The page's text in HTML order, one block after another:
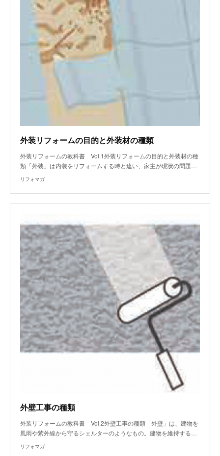
外装リフォームの目的と外装材の種類
外装リフォームの教科書 Vol.1外装リフォームの目的と外装材の種
類「外装」は内装をリフォームする時と違い、家主が現状の問題…
リフォマガ
外壁工事の種類
外装リフォームの教科書 Vol.2外壁工事の種類「外壁」は、建物を
風雨や紫外線から守るシェルターのようなもの。建物を維持する…
リフォマガ